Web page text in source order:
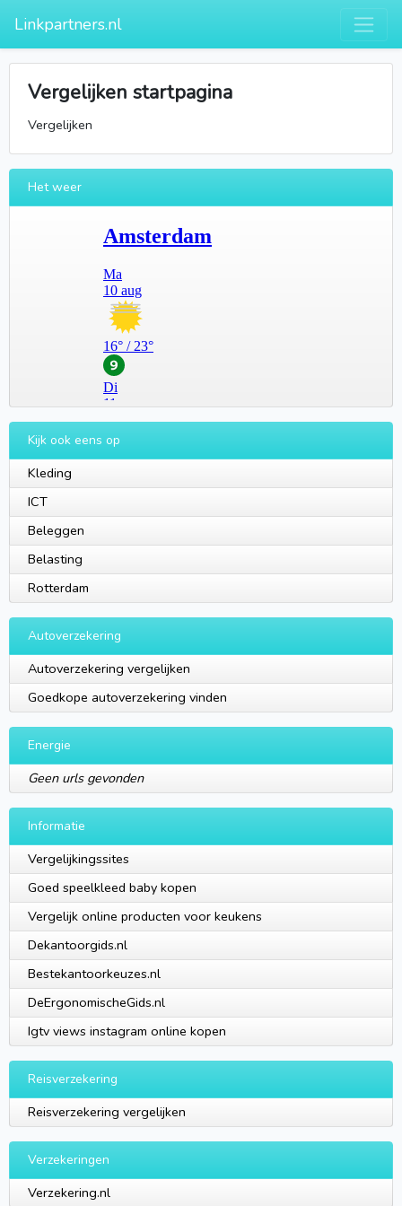
Linkpartners.nl
Vergelijken startpagina
Vergelijken
Het weer
Kijk ook eens op
Kleding
ICT
Beleggen
Belasting
Rotterdam
Autoverzekering
Autoverzekering vergelijken
Goedkope autoverzekering vinden
Energie
Geen urls gevonden
Informatie
Vergelijkingssites
Goed speelkleed baby kopen
Vergelijk online producten voor keukens
Dekantoorgids.nl
Bestekantoorkeuzes.nl
DeErgonomischeGids.nl
Igtv views instagram online kopen
Reisverzekering
Reisverzekering vergelijken
Verzekeringen
Verzekering.nl